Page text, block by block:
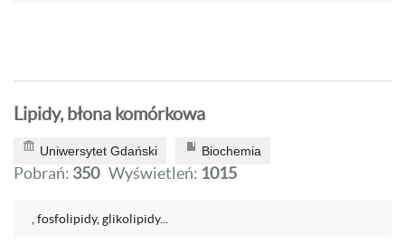
Lipidy, błona komórkowa
Uniwersytet Gdański Biochemia
Pobrań: 350 Wyświetleń: 1015
, fosfolipidy, glikolipidy...